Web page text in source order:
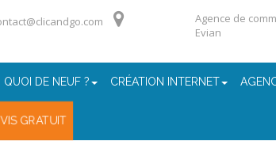
Agence de
Evian
QUOI DE NEUF ? CRÉATION INTERNET
GRATUIT